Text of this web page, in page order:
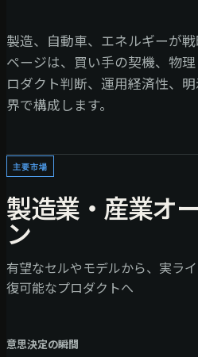
製造、自動車、エネルギーが
ページは、買い手の契機、物
ロダクト判断、運用経済性、
界で構成します。
主要市場
製造業・産業オ
ン
有望なセルやモデルから、実ラ
復可能なプロダクトへ
意思決定の瞬間